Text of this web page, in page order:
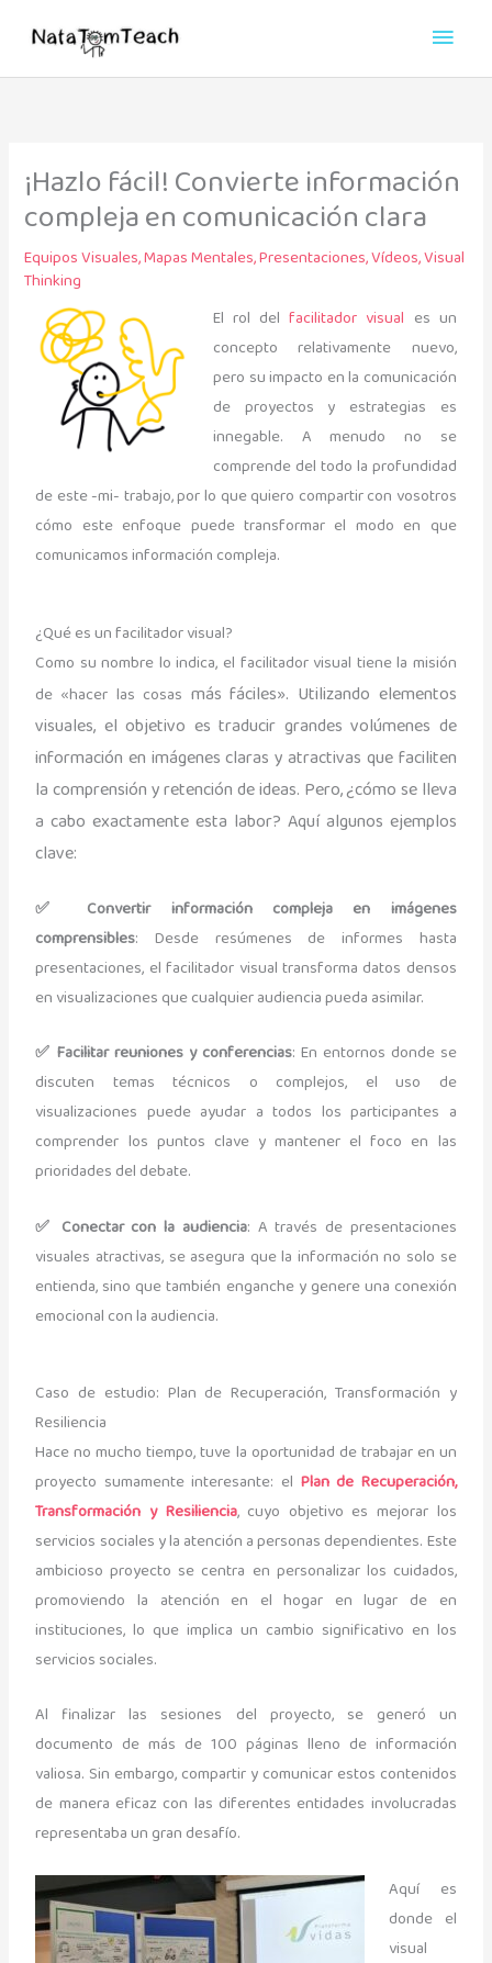
contenido
¡Hazlo fácil! Convierte información
compleja en comunicación clara
Equipos Visuales,Mapas Mentales,Presentaciones,Vídeos,Visual
Thinking
El rol delfacilitador visual es un
concepto relativamente nuevo,
pero su impacto en la comunicación
de proyectos y estrategias es
innegable. A menudo no se
comprende del todo la profundidad
de este -mi- trabajo, por lo que quiero compartir con vosotros
cómo este enfoque puede transformar el modo en que
comunicamos información compleja.
¿Qué es un facilitador visual?
Como su nombre lo indica, el facilitador visual tiene la misión
de «hacer las cosas más fáciles». Utilizando elementos
visuales, el objetivo es traducir grandes volúmenes de
información en imágenes claras y atractivas que faciliten
la comprensión y retención de ideas. Pero, ¿cómo se lleva
a cabo exactamente esta labor? Aquí algunos ejemplos
clave:
✅ Convertir información compleja en imágenes
comprensibles: Desde resúmenes de informes hasta
presentaciones, el facilitador visual transforma datos densos
en visualizaciones que cualquier audiencia pueda asimilar.
✅ Facilitar reuniones y conferencias: En entornos donde se
discuten temas técnicos o complejos, el uso de
visualizaciones puede ayudar a todos los participantes a
comprender los puntos clave y mantener el foco en las
prioridades del debate.
✅ Conectar con la audiencia: A través de presentaciones
visuales atractivas, se asegura que la información no solo se
entienda, sino que también enganche y genere una conexión
emocional con la audiencia.
Caso de estudio: Plan de Recuperación, Transformación y
Resiliencia
Hace no mucho tiempo, tuve la oportunidad de trabajar en un
proyecto sumamente interesante: el Plan de Recuperación,
Transformación y Resiliencia, cuyo objetivo es mejorar los
servicios sociales y la atención a personas dependientes. Este
ambicioso proyecto se centra en personalizar los cuidados,
promoviendo la atención en el hogar en lugar de en
instituciones, lo que implica un cambio significativo en los
servicios sociales.
Al finalizar las sesiones del proyecto, se generó un
documento de más de 100 páginas lleno de información
valiosa. Sin embargo, compartir y comunicar estos contenidos
de manera eficaz con las diferentes entidades involucradas
representaba un gran desafío.
Aquí es
donde el
visual